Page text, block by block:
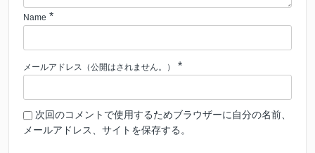
Name *
メールアドレス（公開はされません。） *
次回のコメントで使用するためブラウザーに自分の名前、
メールアドレス、サイトを保存する。